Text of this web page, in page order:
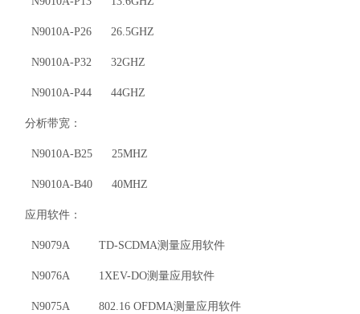
N9010A-P26 26.5GHZ
N9010A-P32 32GHZ
N9010A-P44 44GHZ
分析带宽：
N9010A-B25 25MHZ
N9010A-B40 40MHZ
应用软件：
N9079A TD-SCDMA测量应用软件
N9076A 1XEV-DO测量应用软件
N9075A 802.16 OFDMA测量应用软件